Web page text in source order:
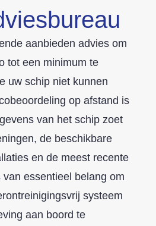
aanbieden advies om
tot een minimum te
uw schip niet kunnen
op afstand is
van het schip zoet
de beschikbare
en de meest recente
essentieel belang om
systeem
aan boord te